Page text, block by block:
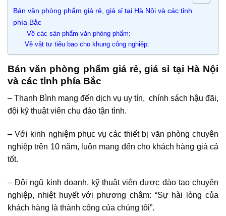
Bán văn phòng phẩm giá rẻ, giá sỉ tại Hà Nội và các tỉnh
phía Bắc
Về các sản phẩm văn phòng phẩm:
Về vật tư tiêu bao cho khung công nghiệp:
Bán văn phòng phẩm giá rẻ, giá sỉ tại Hà Nội
và các tỉnh phía Bắc
– Thanh Bình mang đến dịch vụ uy tín, chính sách hậu đãi,
đội kỹ thuật viên chu đáo tận tình.
– Với kinh nghiệm phục vụ các thiết bị văn phòng chuyên
nghiệp trên 10 năm, luôn mang đến cho khách hàng giá cả
tốt.
– Đội ngũ kinh doanh, kỹ thuật viên được đào tạo chuyên
nghiệp, nhiệt huyết với phương châm: “Sự hài lòng của
khách hàng là thành công của chúng tôi”.